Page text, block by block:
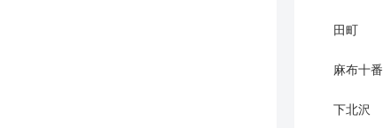
田町
麻布十番
下北沢